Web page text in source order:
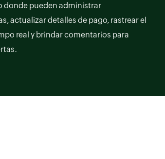
donde pueden administrar
actualizar detalles de pago, rastrear el
real y brindar comentarios para